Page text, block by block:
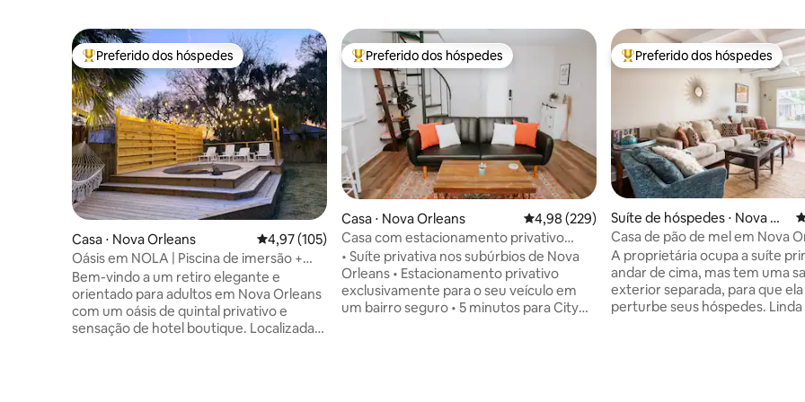
Entre os melhores preferidos dos hóspedes
Preferido dos hóspedes
Casa ⋅ Nova Orleans 4,97 de uma avaliação média de 5, 105 avaliações
4,97 (105)
Oásis em NOLA | Piscina de imersão +
Estacionamento gratuito
Bem-vindo a um retiro elegante e
orientado para adultos em Nova Orleans
com um oásis de quintal privativo e
sensação de hotel boutique. Localizada
Entre os melhores preferidos dos hóspedes
Preferido dos hóspedes
Casa ⋅ Nova Orleans 4,98 de uma avaliação média de 5, 229
4,98 (229)
Casa com estacionamento privativo
perto de comida/café/lojas
• Suíte privativa nos subúrbios de Nova
Orleans • Estacionamento privativo
exclusivamente para o seu veículo em
um bairro seguro • 5 minutos para City
Entre os melhores preferidos
Preferido dos hóspedes
Suíte de hóspedes ⋅ Nova Orl
eans
Casa de pão de mel em Nova
A proprietária ocupa a suíte
andar de cima, mas tem uma
exterior separada, para que
perturbe seus hóspedes. Linda casa de